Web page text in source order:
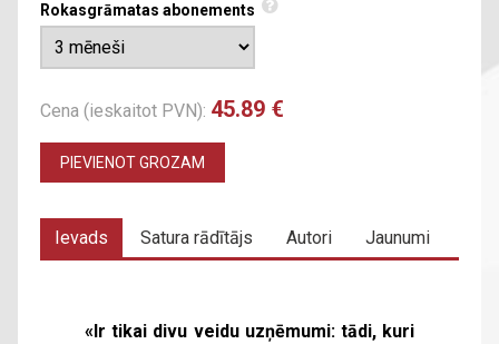
Cena (ieskaitot PVN): 45.89 €
PIEVIENOT GROZAM
Rokasgrāmatas abonements
Ievads Satura rādītājs Autori Jaunumi
«Ir tikai divu veidu uzņēmumi: tādi, kuri